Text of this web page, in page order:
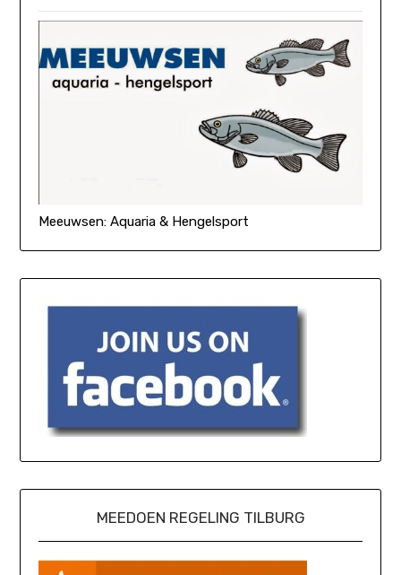
Meeuwsen: Aquaria & Hengelsport
MEEDOEN REGELING TILBURG